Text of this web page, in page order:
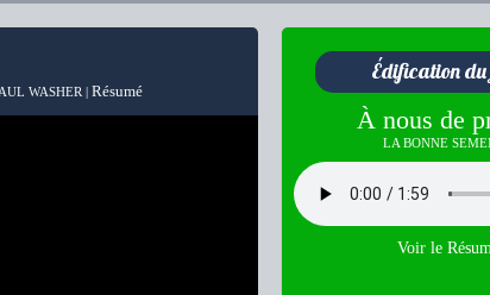
WASHER | Résumé
Édification
À nous de
LA BONNE
Voir le